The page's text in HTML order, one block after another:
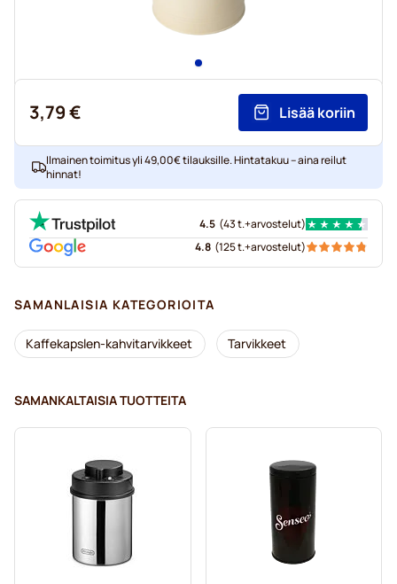
3,79 € Lisää koriin
Ilmainen toimitus yli 49,00€ tilauksille. Hintatakuu – aina reilut
hinnat!
4.5 (43 t.+arvostelut)
4.8 (125 t.+arvostelut)
SAMANLAISIA KATEGORIOITA
Kaffekapslen-kahvitarvikkeet Tarvikkeet
SAMANKALTAISIA TUOTTEITA